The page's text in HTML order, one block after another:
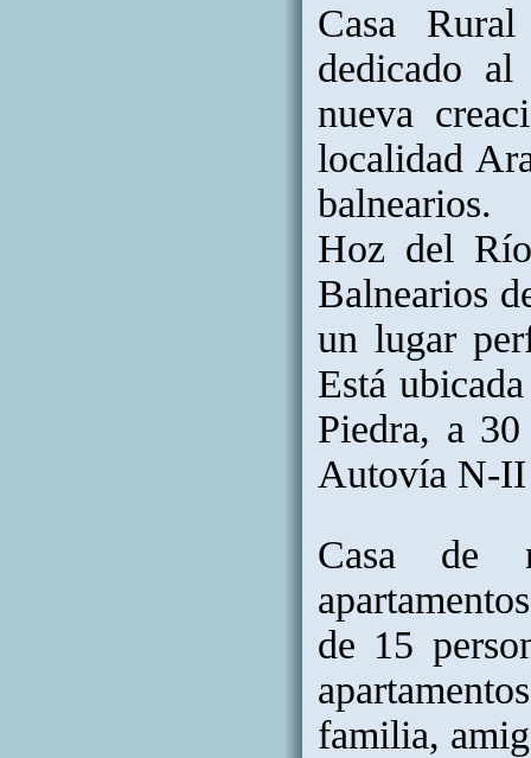
Casa
dedicado
nueva
localidad
balnearios.
Hoz del
Balnearios
un lugar
Está
Piedra, a
Autovía N-II
Casa de
de 15
familia,